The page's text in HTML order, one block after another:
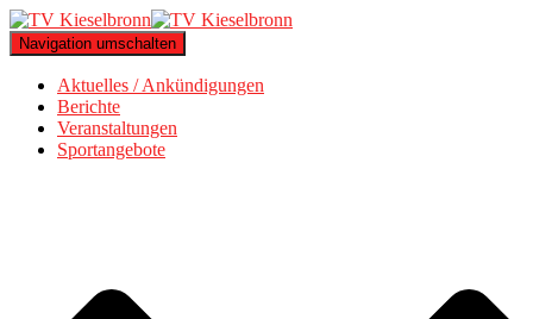
Navigation umschalten
Aktuelles / Ankündigungen
Berichte
Veranstaltungen
Sportangebote